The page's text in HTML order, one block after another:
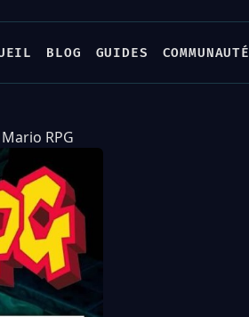
BLOG GUIDES COMMUNAUTÉ
RPG